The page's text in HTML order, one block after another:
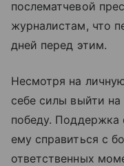
послематчевой
журналистам, что
дней перед этим.
Несмотря на
себе силы выйти
победу. Поддержка
ему справиться с
ответственных